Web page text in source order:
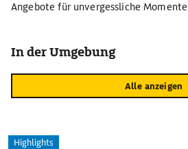
Angebote für unvergessliche Momente
In der Umgebung
Alle anzeigen
Highlights